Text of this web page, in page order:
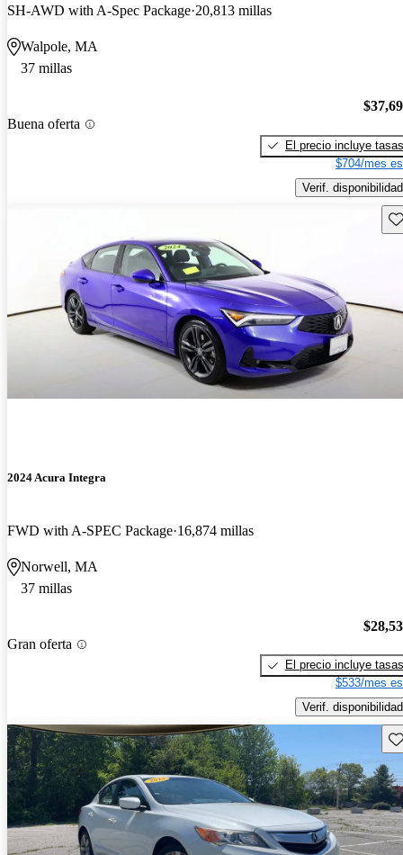
SH-AWD with A-Spec Package 20,813 millas
Walpole, MA
37 millas
Buena oferta
El precio incluye tasas
$704/mes
Verif. disponibilidad
2024 Acura Integra
FWD with A-SPEC Package 16,874 millas
Norwell, MA
37 millas
Gran oferta
El precio incluye tasas
$533/mes
Verif. disponibilidad